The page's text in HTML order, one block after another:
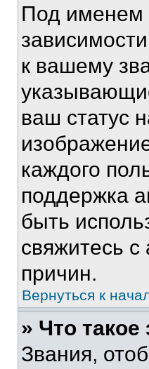
Под именем
к вашему
ваш статус
каждого
поддержка
быть
свяжитесь
причин.
Вернуться к
» Что такое
Звания,